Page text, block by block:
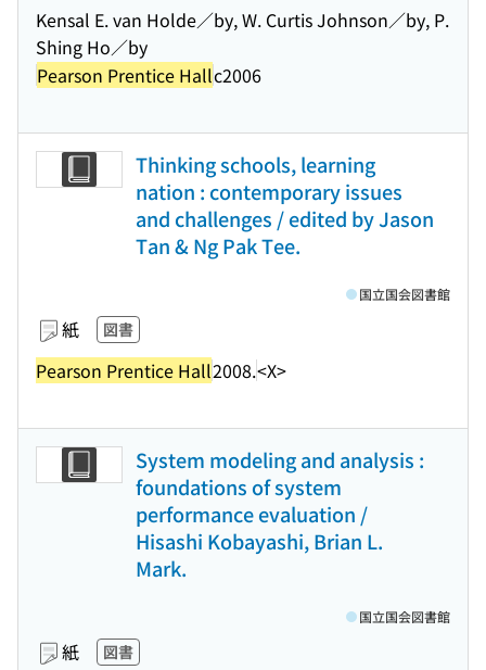
Kensal E. van Holde／by, W. Curtis Johnson／by, P.
Shing Ho／by
Pearson Prentice Hallc2006
Thinking schools, learning
nation : contemporary issues
and challenges / edited by Jason
Tan & Ng Pak Tee.
紙 図書
Pearson Prentice Hall2008.<X>
国立国会図書館
System modeling and analysis :
foundations of system
performance evaluation /
Hisashi Kobayashi, Brian L.
Mark.
紙 図書
国立国会図書館